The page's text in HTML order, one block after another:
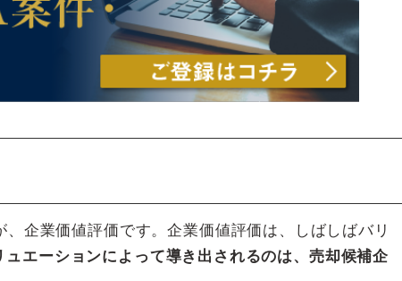
企業価値評価です。企業価値評価は、しばしばバリ
ュエーションによって導き出されるのは、売却候補企